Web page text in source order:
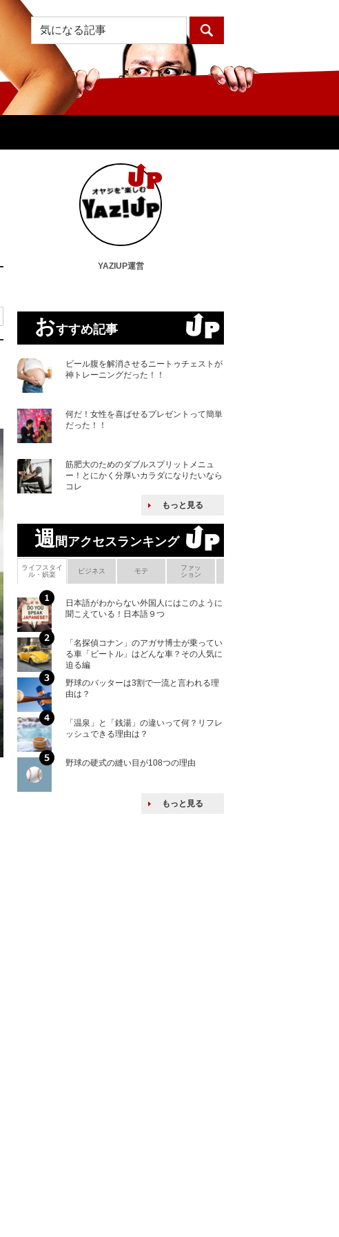
YAZIUP運営
おすすめ記事
ビール腹を解消させるニートゥチェストが
神トレーニングだった！！
何だ！女性を喜ばせるプレゼントって簡単
だった！！
筋肥大のためのダブルスプリットメニュ
ー！とにかく分厚いカラダになりたいなら
コレ
もっと見る
週間アクセスランキング
ライフスタイ
ル・娯楽
ビジネス モテ
ファッ
ション
日本語がわからない外国人にはこのように
聞こえている！日本語９つ
「名探偵コナン」のアガサ博士が乗ってい
る車「ビートル」はどんな車？その人気に
迫る編
野球のバッターは3割で一流と言われる理
由は？
「温泉」と「銭湯」の違いって何？リフレ
ッシュできる理由は？
野球の硬式の縫い目が108つの理由
もっと見る